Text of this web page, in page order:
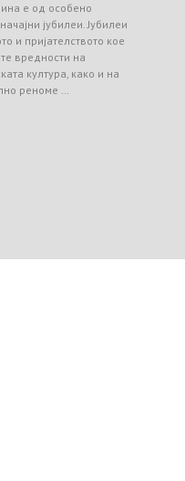
е од особено
јубилеи. Јубилеи
и пријателството кое
вредности на
култура, како и на
реноме …